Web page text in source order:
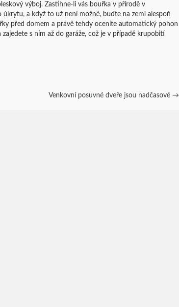
výboj. Zastihne-li vás bouřka v přírodě v
a když to už není možné, buďte na zemi alespoň
před domem a právě tehdy oceníte automatický pohon
s ním až do garáže, což je v případě krupobití
Venkovní posuvné dveře jsou nadčasové →